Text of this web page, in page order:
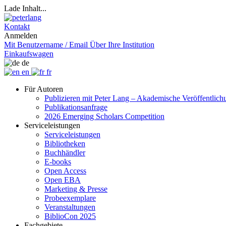
Lade Inhalt...
Kontakt
Anmelden
Mit Benutzername / Email Über Ihre Institution
Einkaufswagen
de
en
fr
Für Autoren
Publizieren mit Peter Lang – Akademische
Publikationsanfrage
2026 Emerging Scholars Competition
Serviceleistungen
Serviceleistungen
Bibliotheken
Buchhändler
E-books
Open Access
Open EBA
Marketing & Presse
Probeexemplare
Veranstaltungen
BiblioCon 2025